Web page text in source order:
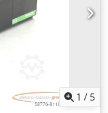
1 / 5